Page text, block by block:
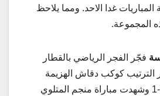
المباريات غدا الاحد. ومما يلاحظ
المجموعة.
فجّر الفجر الرياضي بالقطار
الترتيب كوكب دقاش الهزيمة
الاولى في البطولة 2-1 وشهدت مباراة منجم المتلوي